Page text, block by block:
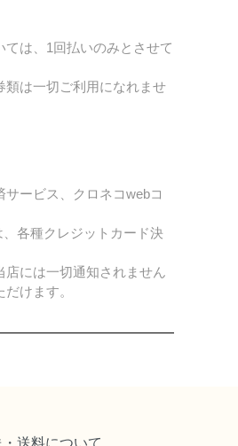
は、1回払いのみとさせて
類は一切ご利用になれませ
ービス、クロネコwebコ
各種クレジットカード決
店には一切通知されません
けます。